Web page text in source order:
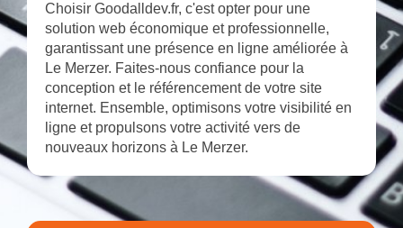
Choisir Goodalldev.fr, c'est opter pour une
solution web économique et professionnelle,
garantissant une présence en ligne améliorée à
Le Merzer. Faites-nous confiance pour la
conception et le référencement de votre site
internet. Ensemble, optimisons votre visibilité en
ligne et propulsons votre activité vers de
nouveaux horizons à Le Merzer.